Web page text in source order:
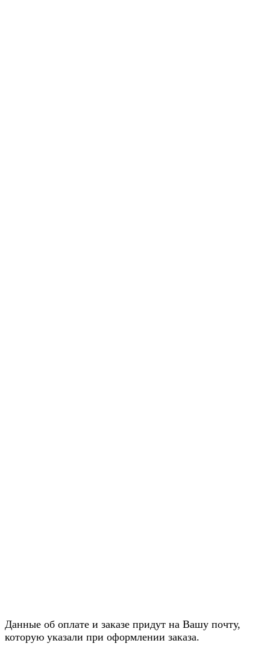
Данные об оплате и заказе придут на Вашу почту,
которую указали при оформлении заказа.